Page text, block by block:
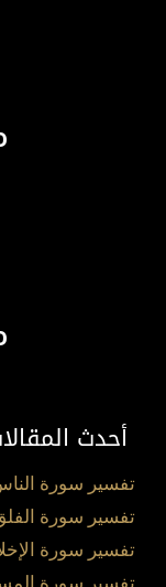
أحدث
تفسير سورة
تفسير سورة
تفسير سورة
تفسير سورة